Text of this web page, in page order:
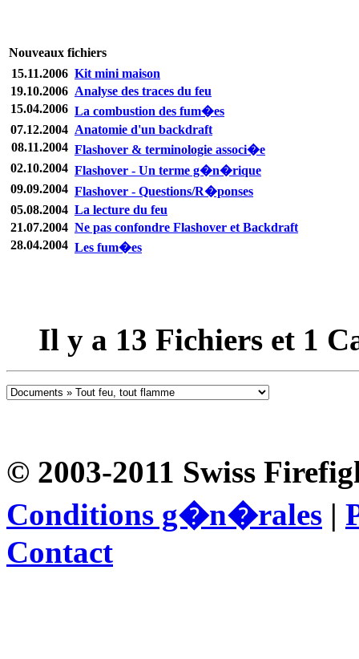
Nouveaux fichiers
15.11.2006 Kit mini maison
19.10.2006 Analyse des traces du feu
15.04.2006 La combustion des fum�es
07.12.2004 Anatomie d'un backdraft
08.11.2004 Flashover & terminologie associ�e
02.10.2004 Flashover - Un terme g�n�rique
09.09.2004 Flashover - Questions/R�ponses
05.08.2004 La lecture du feu
21.07.2004 Ne pas confondre Flashover et Backdraft
28.04.2004 Les fum�es
Il y a 13 Fichiers et 1
© 2003-2011 Swiss
Conditions g�n�rales |
Contact